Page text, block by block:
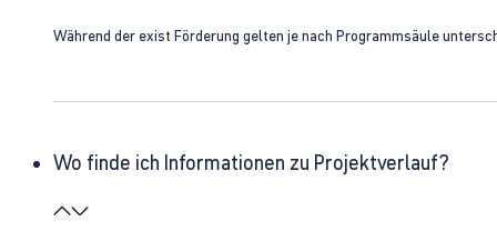
Während der exist Förderung gelten je nach Programmsäule
Wo finde ich Informationen zu Projektverlauf?